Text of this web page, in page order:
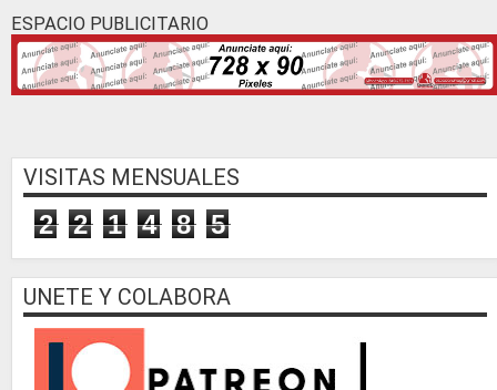
ESPACIO PUBLICITARIO
VISITAS MENSUALES
2 2 1 4 8 5
UNETE Y COLABORA